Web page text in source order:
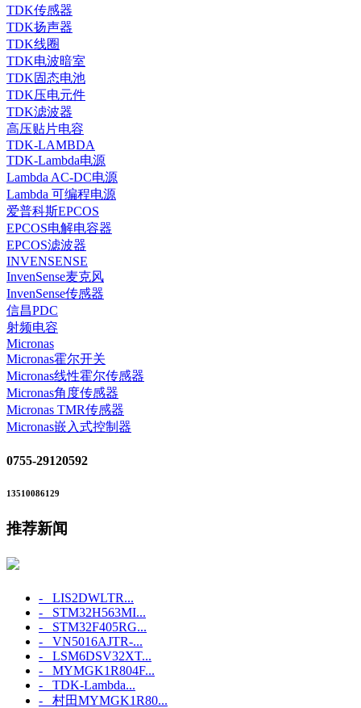
TDK传感器
TDK扬声器
TDK线圈
TDK电波暗室
TDK固态电池
TDK压电元件
TDK滤波器
高压贴片电容
TDK-LAMBDA
TDK-Lambda电源
Lambda AC-DC电源
Lambda 可编程电源
爱普科斯EPCOS
EPCOS电解电容器
EPCOS滤波器
INVENSENSE
InvenSense麦克风
InvenSense传感器
信昌PDC
射频电容
Micronas
Micronas霍尔开关
Micronas线性霍尔传感器
Micronas角度传感器
Micronas TMR传感器
Micronas嵌入式控制器
0755-29120592
13510086129
推荐新闻
- LIS2DWLTR...
- STM32H563MI...
- STM32F405RG...
- VN5016AJTR-...
- LSM6DSV32XT...
- MYMGK1R804F...
- TDK-Lambda...
- 村田MYMGK1R80...